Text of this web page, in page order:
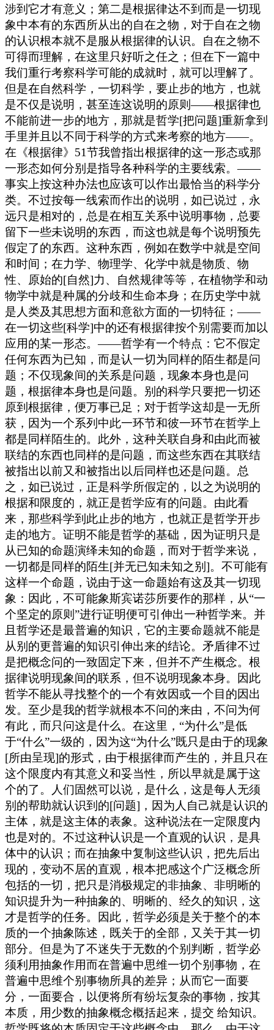
涉到它才有意义；第二是根据律达不到而是一切现
象中本有的东西所从出的自在之物，对于自在之物
的认识根本就不是服从根据律的认识。自在之物不
可得而理解，在这里只好听之任之；但在下一篇中
我们重行考察科学可能的成就时，就可以理解了。
但是在自然科学，一切科学，要止步的地方，也就
是不仅是说明，甚至连这说明的原则——根据律也
不能前进一步的地方，那就是哲学[把问题]重新拿到
手里并且以不同于科学的方式来考察的地方——。
在《根据律》51节我曾指出根据律的这一形态或那
一形态如何分别是指导各种科学的主要线索。——
事实上按这种办法也应该可以作出最恰当的科学分
类。不过按每一线索而作出的说明，如已说过，永
远只是相对的，总是在相互关系中说明事物，总要
留下一些未说明的东西，而这也就是每个说明预先
假定了的东西。这种东西，例如在数学中就是空间
和时间；在力学、物理学、化学中就是物质、物
性、原始的[自然]力、自然规律等等，在植物学和动
物学中就是种属的分歧和生命本身；在历史学中就
是人类及其思想方面和意欲方面的一切特征；——
在一切这些[科学]中的还有根据律按个别需要而加以
应用的某一形态。——哲学有一个特点：它不假定
任何东西为已知，而是认一切为同样的陌生都是问
题；不仅现象间的关系是问题，现象本身也是问
题，根据律本身也是问题。别的科学只要把一切还
原到根据律，便万事已足；对于哲学这却是一无所
获，因为一个系列中此一环节和彼一环节在哲学上
都是同样陌生的。此外，这种关联自身和由此而被
联结的东西也同样的是问题，而这些东西在其联结
被指出以前又和被指出以后同样也还是问题。总
之，如已说过，正是科学所假定的，以之为说明的
根据和限度的，就正是哲学应有的问题。由此看
来，那些科学到此止步的地方，也就正是哲学开步
走的地方。证明不能是哲学的基础，因为证明只是
从已知的命题演绎未知的命题，而对于哲学来说，
一切都是同样的陌生[并无已知未知之别]。不可能有
这样一个命题，说由于这一命题始有这及其一切现
象：因此，不可能象斯宾诺莎所要作的那样，从“一
个坚定的原则”进行证明便可引伸出一种哲学来。并
且哲学还是最普遍的知识，它的主要命题就不能是
从别的更普遍的知识引伸出来的结论。矛盾律不过
是把概念问的一致固定下来，但并不产生概念。根
据律说明现象间的联系，但不说明现象本身。因此
哲学不能从寻找整个的一个有效因或一个目的因出
发。至少是我的哲学就根本不问的来由，不问为何
有此，而只问这是什么。在这里，“为什么”是低
于“什么”一级的，因为这“为什么”既只是由于的现象
[所由呈现]的形式，由于根据律而产生的，并且只在
这个限度内有其意义和妥当性，所以早就是属于这
个的了。人们固然可以说，是什么，这是每人无须
别的帮助就认识到的[问题]，因为人自己就是认识的
主体，就是这主体的表象。这种说法在一定限度内
也是对的。不过这种认识是一个直观的认识，是具
体中的认识；而在抽象中复制这些认识，把先后出
现的，变动不居的直观，根本把感这个广泛概念所
包括的一切，把只是消极规定的非抽象、非明晰的
知识提升为一种抽象的、明晰的、经久的知识，这
才是哲学的任务。因此，哲学必须是关于整个的本
质的一个抽象陈述，既关于的全部，又关于其一切
部分。但是为了不迷失于无数的个别判断，哲学必
须利用抽象作用而在普遍中思维一切个别事物，在
普遍中思维个别事物所具的差异；从而它一面要
分，一面要合，以便将所有纷坛复杂的事物，按其
本质，用少数的抽象概念概括起来，提交 给知识。